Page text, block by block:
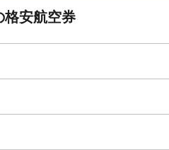
格安航空券